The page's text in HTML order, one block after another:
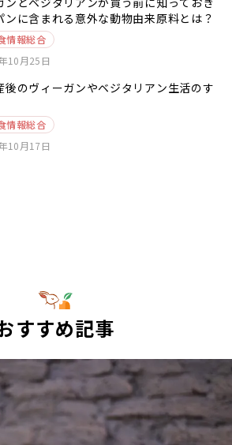
ンに含まれる意外な動物由来原料とは？
情報総合
10月25日
後のヴィーガンやベジタリアン生活のす
情報総合
10月17日
すすめ記事